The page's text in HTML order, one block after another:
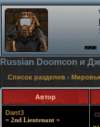
Russian Doomcon и
Список разделов -
Автор
Dant3
= 2nd Lieutenant =